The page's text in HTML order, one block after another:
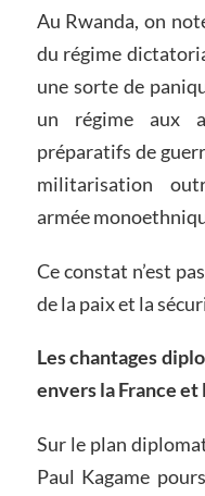
Au Rwanda, on
du régime
une sorte de
un régime aux
préparatifs de
militarisation
armée
Ce constat n’est
de la paix et la
Les chantages
envers la France et
Sur le plan
Paul Kagame